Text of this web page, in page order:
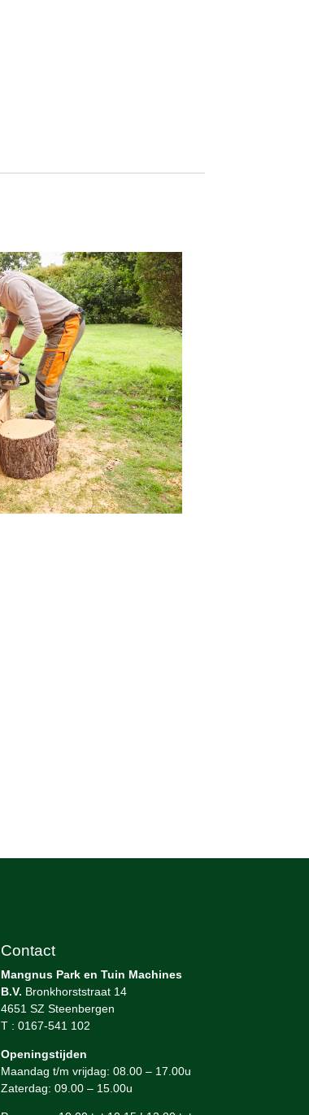
Contact
Mangnus Park en Tuin Machines
B.V. Bronkhorststraat 14
4651 SZ Steenbergen
T : 0167-541 102
Openingstijden
Maandag t/m vrijdag: 08.00 – 17.00u
Zaterdag: 09.00 – 15.00u